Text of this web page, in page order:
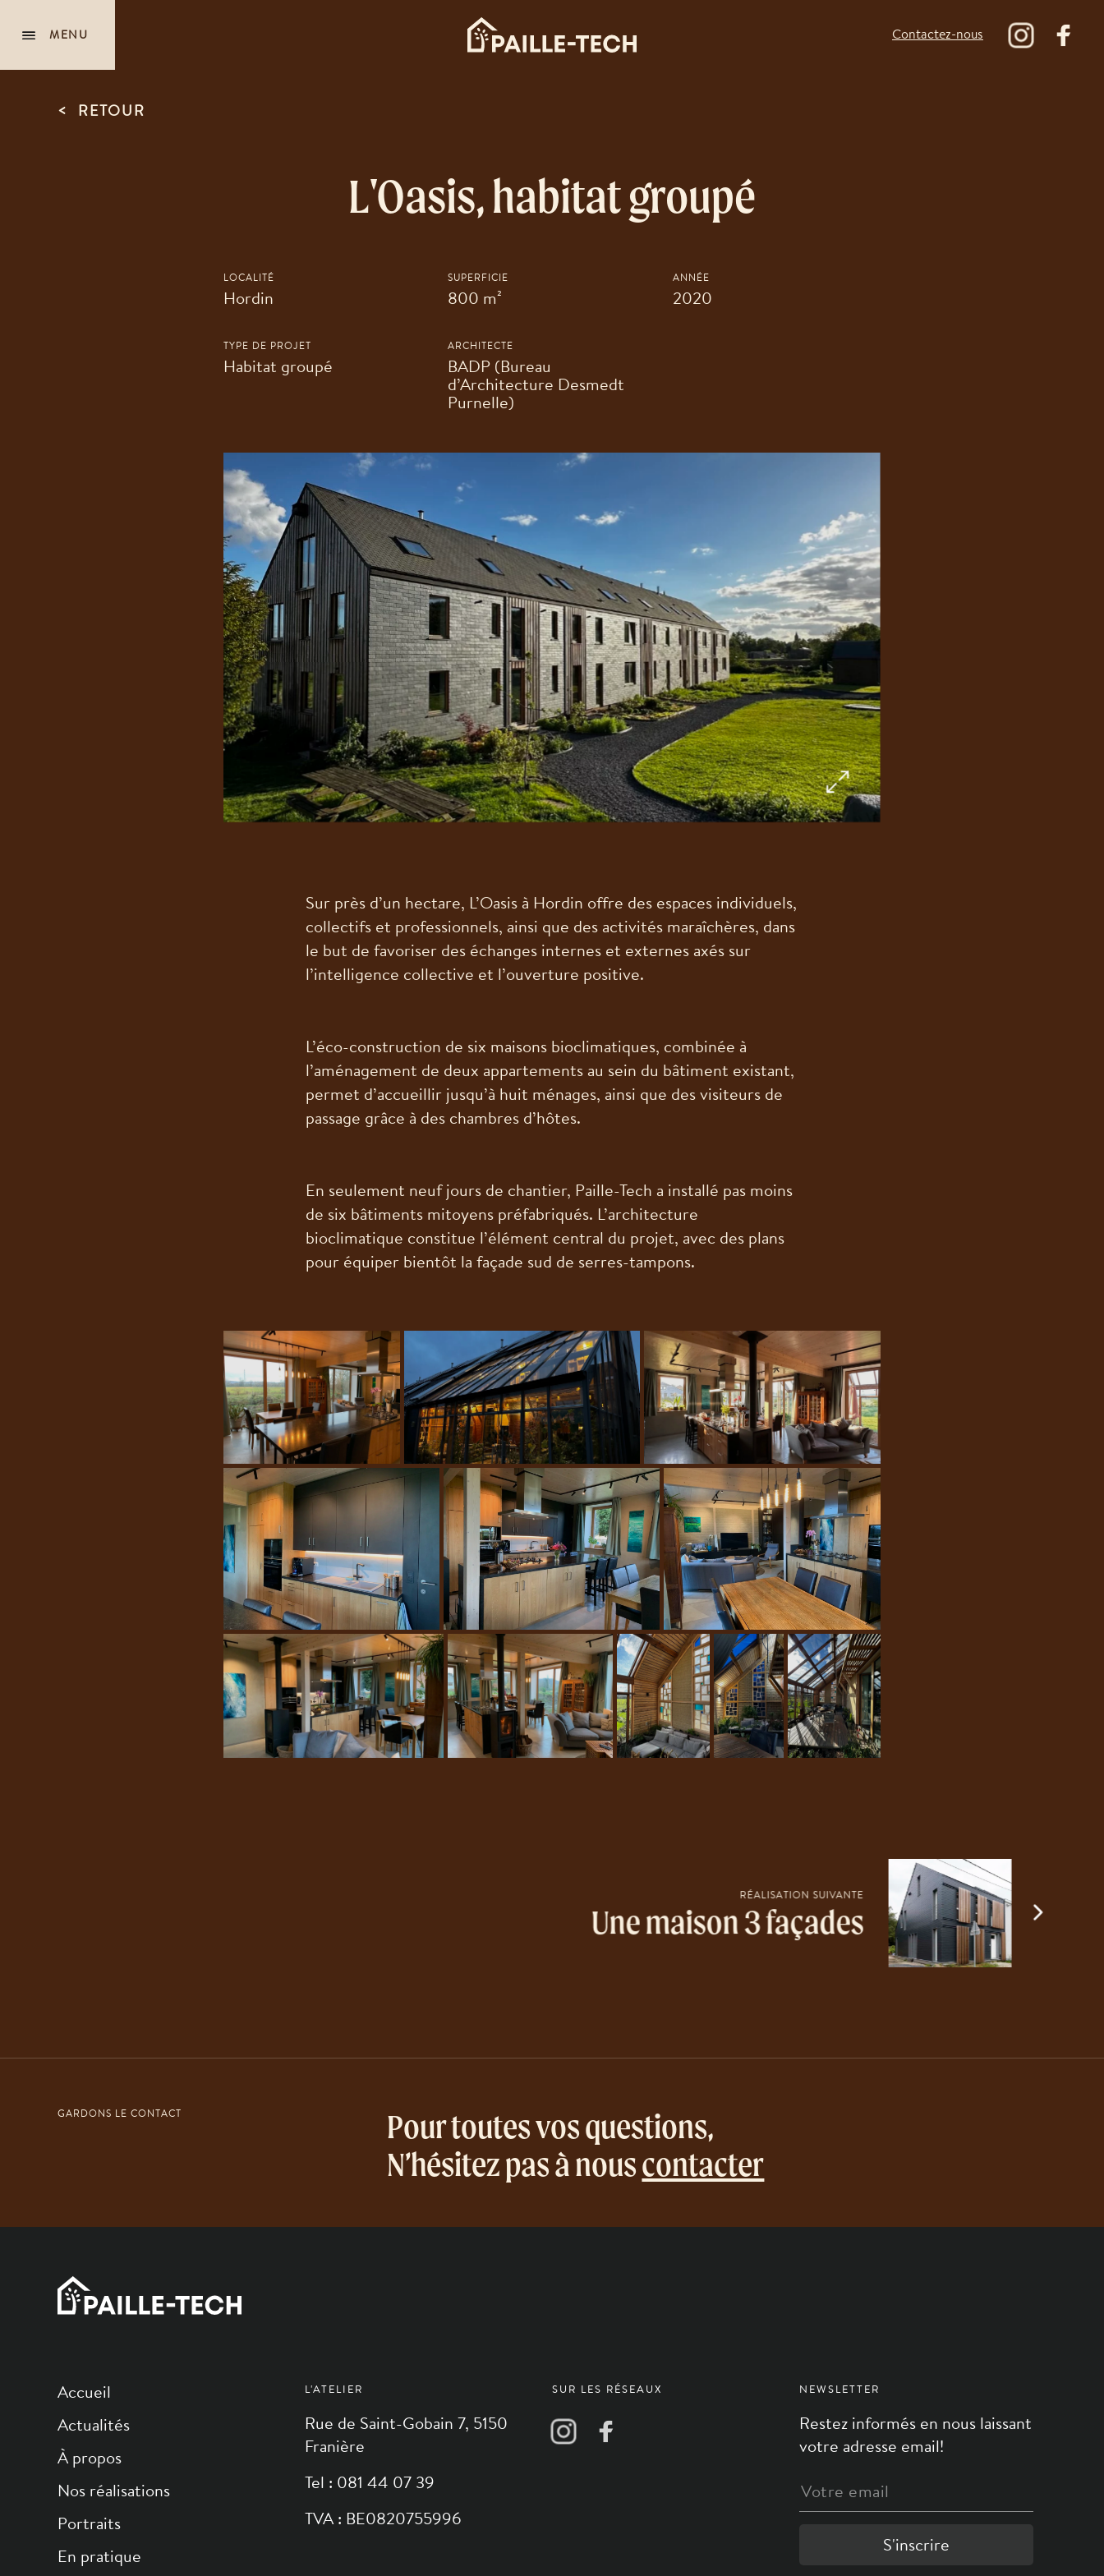
Contactez-nous
MENU
< RETOUR
L'Oasis, habitat groupé
LOCALITÉ
Hordin
SUPERFICIE
800 m²
ANNÉE
2020
TYPE DE PROJET
Habitat groupé
ARCHITECTE
BADP (Bureau
d’Architecture Desmedt
Purnelle)
Sur près d’un hectare, L’Oasis à Hordin offre des espaces individuels,
collectifs et professionnels, ainsi que des activités maraîchères, dans
le but de favoriser des échanges internes et externes axés sur
l’intelligence collective et l’ouverture positive.
L’éco-construction de six maisons bioclimatiques, combinée à
l’aménagement de deux appartements au sein du bâtiment existant,
permet d’accueillir jusqu’à huit ménages, ainsi que des visiteurs de
passage grâce à des chambres d’hôtes.
En seulement neuf jours de chantier, Paille-Tech a installé pas moins
de six bâtiments mitoyens préfabriqués. L’architecture
bioclimatique constitue l’élément central du projet, avec des plans
pour équiper bientôt la façade sud de serres-tampons.
RÉALISATION SUIVANTE
Une maison 3 façades
GARDONS LE CONTACT
Pour toutes vos questions,
N’hésitez pas à nouscontacter
Accueil
Actualités
À propos
Nos réalisations
Portraits
En pratique
L'ATELIER
Rue de Saint-Gobain 7, 5150
Franière
Tel : 081 44 07 39
TVA : BE0820755996
SUR LES RÉSEAUX NEWSLETTER
Restez informés en nous laissant
votre adresse email!
S'inscrire